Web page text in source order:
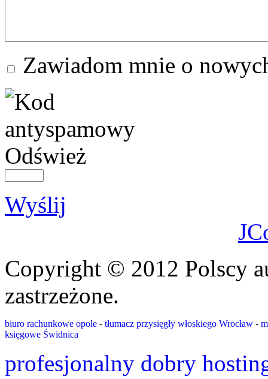
Zawiadom mnie o
Odśwież
Wyślij
Copyright © 2012 Polscy
zastrzeżone.
biuro rachunkowe opole - tłumacz przysięgły włoskiego Wrocław -
księgowe Świdnica
profesjonalny dobry